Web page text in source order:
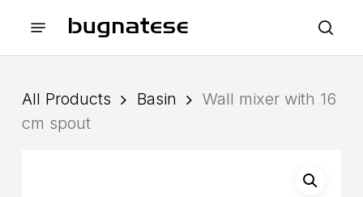
Menu
All Products Basin
Wall mixer with 16
cm spout